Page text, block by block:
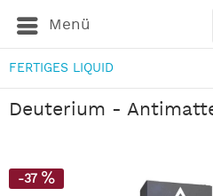
Menü
FERTIGES LIQUID
Deuterium -
-37